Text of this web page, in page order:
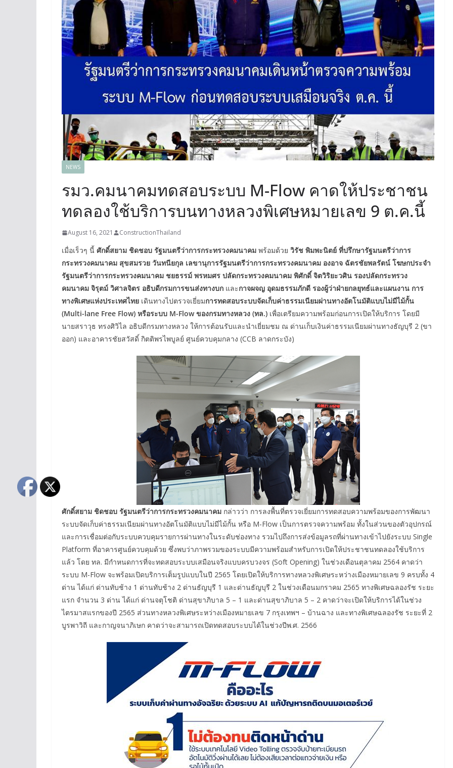
NEWS
รมว.คมนาคมทดสอบระบบ M-Flow คาดให้ประชาชน
ทดลองใช้บริการบนทางหลวงพิเศษหมายเลข 9 ต.ค.นี้
August 16, 2021 ConstructionThailand
เมื่อเร็วๆ นี้ ศักดิ์สยาม ชิดชอบ รัฐมนตรีว่าการกระทรวงคมนาคม พร้อมด้วย วิรัช พิมพะนิตย์ ที่ปรึกษารัฐมนตรีว่าการ
กระทรวงคมนาคม สุขสมรวย วันทนียกุล เลขานุการรัฐมนตรีว่าการกระทรวงคมนาคม องอาจ ฉัตรชัยพลรัตน์ โฆษกประจํา
รัฐมนตรีว่าการกระทรวงคมนาคม ชยธรรม์ พรหมศร ปลัดกระทรวงคมนาคม พิศักดิ์ จิตวิริยะวศิน รองปลัดกระทรวง
คมนาคม จิรุตม์ วิศาลจิตร อธิบดีกรมการขนส่งทางบก และกาจผจญ อุดมธรรมภักดี รองผู้ว่าฝ่ายกลยุทธ์และแผนงาน การ
ทางพิเศษแห่งประเทศไทย เดินทางไปตรวจเยี่ยมการทดสอบระบบจัดเก็บค่าธรรมเนียมผ่านทางอัตโนมัติแบบไม่มีไม้กั้น
(Multi-lane Free Flow) หรือระบบ M-Flow ของกรมทางหลวง (ทล.) เพื่อเตรียมความพร้อมก่อนการเปิดให้บริการ โดยมี
นายสราวุธ ทรงศิวิไล อธิบดีกรมทางหลวง ให้การต้อนรับและนำเยี่ยมชม ณ ด่านเก็บเงินค่าธรรมเนียมผ่านทางธัญบุรี 2 (ขา
ออก) และอาคารชัยสวัสดิ์ กิตติพรไพบูลย์ ศูนย์ควบคุมกลาง (CCB ลาดกระบัง)
ศักดิ์สยาม ชิดชอบ รัฐมนตรีว่าการกระทรวงคมนาคม กล่าวว่า การลงพื้นที่ตรวจเยี่ยมการทดสอบความพร้อมของการพัฒนา
ระบบจัดเก็บค่าธรรมเนียมผ่านทางอัตโนมัติแบบไม่มีไม้กั้น หรือ M-Flow เป็นการตรวจความพร้อม ทั้งในส่วนของตัวอุปกรณ์
และการเชื่อมต่อกับระบบควบคุมรายการผ่านทางในระดับช่องทาง รวมไปถึงการส่งข้อมูลรถที่ผ่านทางเข้าไปยังระบบ Single
Platform ที่อาคารศูนย์ควบคุมด้วย ซึ่งพบว่าภาพรวมของระบบมีความพร้อมสำหรับการเปิดให้ประชาชนทดลองใช้บริการ
แล้ว โดย ทล. มีกำหนดการที่จะทดสอบระบบเสมือนจริงแบบครบวงจร (Soft Opening) ในช่วงเดือนตุลาคม 2564 คาดว่า
ระบบ M-Flow จะพร้อมเปิดบริการเต็มรูปแบบในปี 2565 โดยเปิดให้บริการทางหลวงพิเศษระหว่างเมืองหมายเลข 9 ครบทั้ง 4
ด่าน ได้แก่ ด่านทับช้าง 1 ด่านทับช้าง 2 ด่านธัญบุรี 1 และด่านธัญบุรี 2 ในช่วงเดือนมกราคม 2565 ทางพิเศษฉลองรัช ระยะ
แรก จำนวน 3 ด่าน ได้แก่ ด่านจตุโชติ ด่านสุขาภิบาล 5 – 1 และด่านสุขาภิบาล 5 – 2 คาดว่าจะเปิดให้บริการได้ในช่วง
ไตรมาสแรกของปี 2565 ส่วนทางหลวงพิเศษระหว่างเมืองหมายเลข 7 กรุงเทพฯ – บ้านฉาง และทางพิเศษฉลองรัช ระยะที่ 2
บูรพาวิถี และกาญจนาภิเษก คาดว่าจะสามารถเปิดทดสอบระบบได้ในช่วงปีพ.ศ. 2566
June 8, 2026 ConstructionThailand
MINING
วารสารเหมืองแร่ : ปีที่ 15
ฉบับที่ 3 พฤษภาคม-
มิถุนายน 2568
July 21, 2025